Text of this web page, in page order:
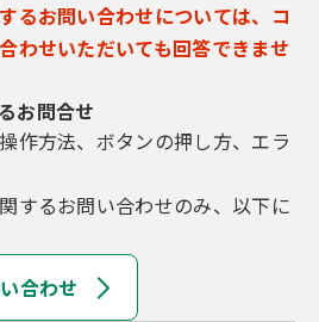
請データ用）は、他者に知
理してください。
。
り高めるため、パスワード
してください。
、パスワードは、再発行し
用者ＩＤ、パスワードを紛
、又は不正使用されたこと
、速やかに問い合わせ先に
従ってください。
るお問い合わせについては、コ
わせいただいても回答できませ
お問合せ
作方法、ボタンの押し方、エラ
するお問い合わせのみ、以下に
合わせ